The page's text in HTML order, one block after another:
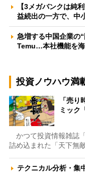
【3メガバンクは純
益続出の一方で、中
急増する中国企業の
Temu…本社機能を
投資ノウハウ満
「売
ミック
かつて投資情報雑誌
詰め込まれた「天下無
テクニカル分析・集